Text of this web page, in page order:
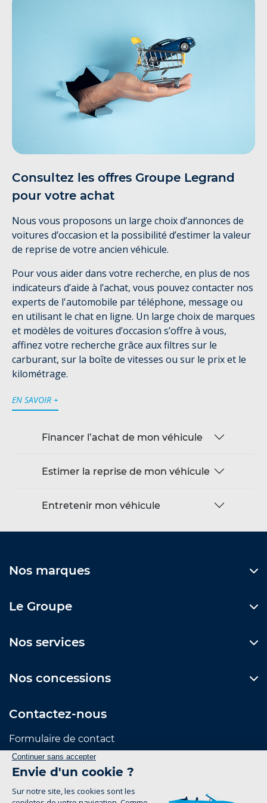
Consultez les offres Groupe Legrand
pour votre achat
Nous vous proposons un large choix d’annonces de
voitures d’occasion et la possibilité d’estimer la valeur
de reprise de votre ancien véhicule.
Pour vous aider dans votre recherche, en plus de nos
indicateurs d’aide à l’achat, vous pouvez contacter nos
experts de l'automobile par téléphone, message ou
en utilisant le chat en ligne. Un large choix de marques
et modèles de voitures d’occasion s’offre à vous,
affinez votre recherche grâce aux filtres sur le
carburant, sur la boîte de vitesses ou sur le prix et le
kilométrage.
EN SAVOIR +
Financer l’achat de mon véhicule
Estimer la reprise de mon véhicule
Entretenir mon véhicule
Nos marques
Le Groupe
Nos services
Nos concessions
Contactez-nous
Formulaire de contact
Suivez-nous